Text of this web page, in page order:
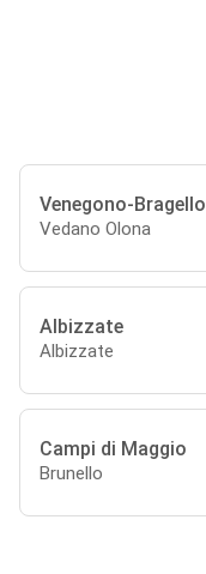
Venegono-Bragello
Vedano Olona
Albizzate
Albizzate
Campi di Maggio
Brunello